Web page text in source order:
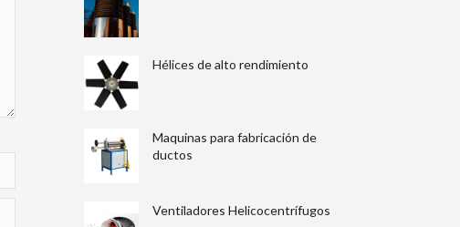
Hélices de alto rendimiento
Maquinas para fabricación de
ductos
Ventiladores Helicocentrífugos